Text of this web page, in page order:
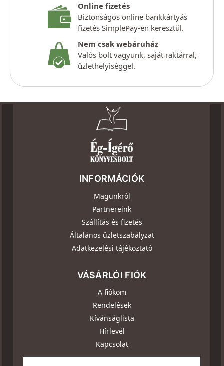
Online fizetés
Biztonságos online bankkártyás
fizetés SimplePay-en keresztül.
Nem csak webáruház
Valós bolt vagyunk, saját raktárral,
üzlethelyiséggel.
INFORMÁCIÓK
Magunkról
Partnereink
Szállítás és fizetés
Általános üzletszabályzat
Adatkezelési tájékoztató
VÁSÁRLÓI FIÓK
A fiókom
Rendelések
Kívánságlista
Hírlevél
Kapcsolat